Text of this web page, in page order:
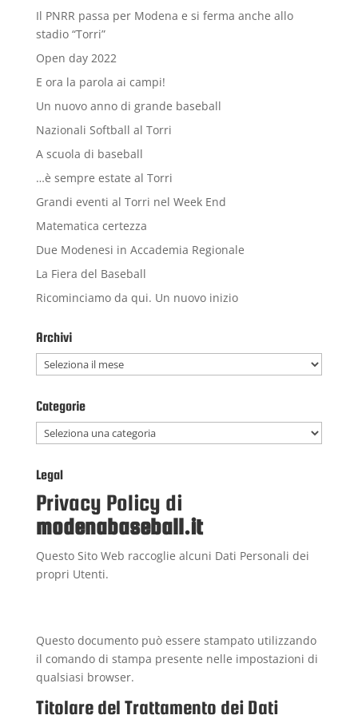
Il PNRR passa per Modena e si ferma anche allo
stadio “Torri”
Open day 2022
E ora la parola ai campi!
Un nuovo anno di grande baseball
Nazionali Softball al Torri
A scuola di baseball
…è sempre estate al Torri
Grandi eventi al Torri nel Week End
Matematica certezza
Due Modenesi in Accademia Regionale
La Fiera del Baseball
Ricominciamo da qui. Un nuovo inizio
Archivi
Archivi
Categorie
Categorie
Legal
Privacy Policy di
modenabaseball.it
Questo Sito Web raccoglie alcuni Dati Personali dei
propri Utenti.
Questo documento può essere stampato utilizzando
il comando di stampa presente nelle impostazioni di
qualsiasi browser.
Titolare del Trattamento dei Dati